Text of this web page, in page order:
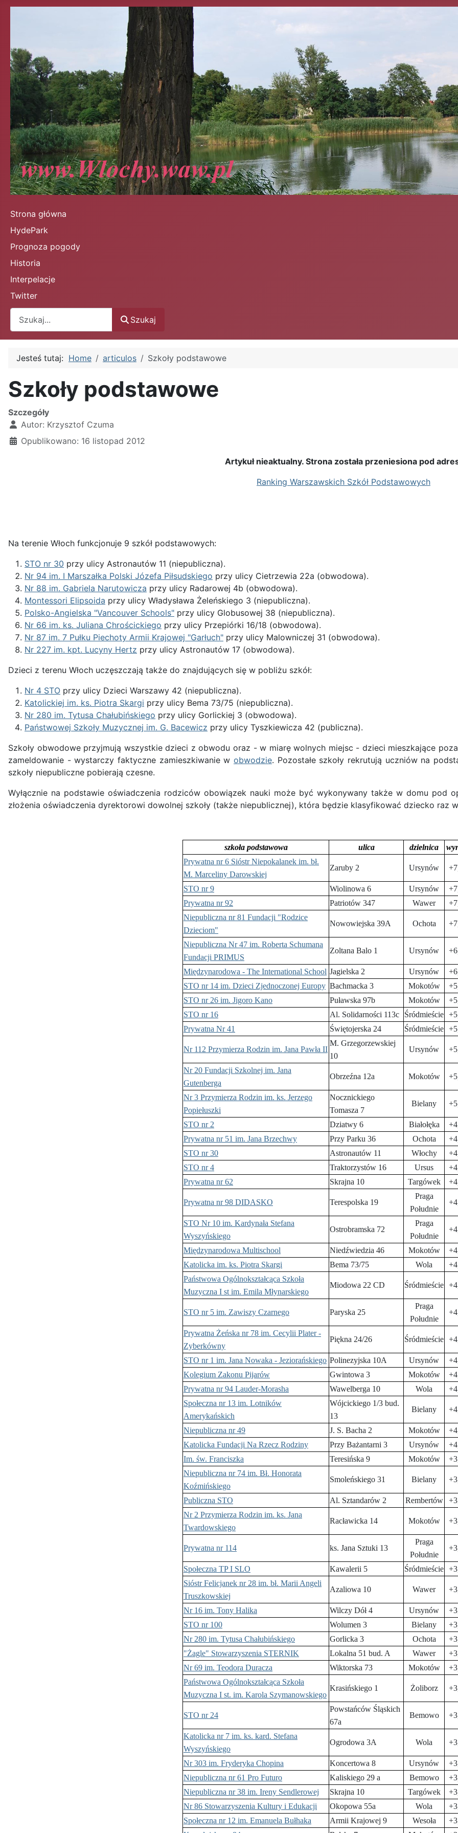
Strona główna
HydePark
Prognoza pogody
Historia
Interpelacje
Twitter
Szukaj
Jesteś tutaj: Home articulos Szkoły podstawowe
Szkoły podstawowe
Szczegóły
Autor: Krzysztof Czuma
Opublikowano: 16 listopad 2012
Artykuł nieaktualny. Strona została przeniesiona pod
Ranking Warszawskich Szkół Podstawowych
Na terenie Włoch funkcjonuje 9 szkół podstawowych:
STO nr 30 przy ulicy Astronautów 11 (niepubliczna).
Nr 94 im. I Marszałka Polski Józefa Piłsudskiego przy ulicy Cietrzewia 22a (obwodowa).
Nr 88 im. Gabriela Narutowicza przy ulicy Radarowej 4b (obwodowa).
Montessori Elipsoida przy ulicy Władysława Żeleńskiego 3 (niepubliczna).
Polsko-Angielska "Vancouver Schools" przy ulicy Globusowej 38 (niepubliczna).
Nr 66 im. ks. Juliana Chrościckiego przy ulicy Przepiórki 16/18 (obwodowa).
Nr 87 im. 7 Pułku Piechoty Armii Krajowej "Garłuch" przy ulicy Malowniczej 31 (obwodowa).
Nr 227 im. kpt. Lucyny Hertz przy ulicy Astronautów 17 (obwodowa).
Dzieci z terenu Włoch uczęszczają także do znajdujących się w pobliżu szkół:
Nr 4 STO przy ulicy Dzieci Warszawy 42 (niepubliczna).
Katolickiej im. ks. Piotra Skargi przy ulicy Bema 73/75 (niepubliczna).
Nr 280 im. Tytusa Chałubińskiego przy ulicy Gorlickiej 3 (obwodowa).
Państwowej Szkoły Muzycznej im. G. Bacewicz przy ulicy Tyszkiewicza 42 (publiczna).
Szkoły obwodowe przyjmują wszystkie dzieci z obwodu oraz - w miarę wolnych miejsc - dzieci mieszkające
zameldowanie - wystarczy faktyczne zamieszkiwanie w obwodzie. Pozostałe szkoły rekrutują uczniów na
szkoły niepubliczne pobierają czesne.
Wyłącznie na podstawie oświadczenia rodziców obowiązek nauki może być wykonywany także w domu pod
złożenia oświadczenia dyrektorowi dowolnej szkoły (także niepublicznej), która będzie klasyfikować dziecko raz
szkoła podstawowa ulica dzielnica
Prywatna nr 6 Sióstr Niepokalanek im. bł.
M. Marceliny Darowskiej
Zaruby 2 Ursynów
STO nr 9 Wiolinowa 6 Ursynów
Prywatna nr 92
Patriotów 347 Wawer
Niepubliczna nr 81 Fundacji "Rodzice
Dzieciom"
Nowowiejska 39A Ochota
Niepubliczna Nr 47 im. Roberta Schumana
Fundacji PRIMUS
Zoltana Balo 1 Ursynów
Międzynarodowa - The International School Jagielska 2 Ursynów
STO nr 14 im. Dzieci Zjednoczonej Europy Bachmacka 3 Mokotów
STO nr 26 im. Jigoro Kano
Puławska 97b Mokotów
STO nr 16
Al. Solidarności 113c Śródmieście
Prywatna Nr 41
Świętojerska 24 Śródmieście
Nr 112 Przymierza Rodzin im. Jana Pawła II
M. Grzegorzewskiej
10
Ursynów
Nr 20 Fundacji Szkolnej im. Jana
Gutenberga
Obrzeźna 12a Mokotów
Nr 3 Przymierza Rodzin im. ks. Jerzego
Popiełuszki
Nocznickiego
Tomasza 7
Bielany
STO nr 2 Dziatwy 6 Białołęka
Prywatna nr 51 im. Jana Brzechwy
Przy Parku 36 Ochota
STO nr 30
Astronautów 11 Włochy
STO nr 4
Traktorzystów 16 Ursus
Prywatna nr 62
Skrajna 10 Targówek
Prywatna nr 98 DIDASKO Terespolska 19
Praga
Południe
STO Nr 10 im. Kardynała Stefana
Wyszyńskiego
Ostrobramska 72
Praga
Południe
Międzynarodowa Multischool Niedźwiedzia 46 Mokotów
Katolicka im. ks. Piotra Skargi
Bema 73/75 Wola
Państwowa Ogólnokształcąca Szkoła
Muzyczna I st im. Emila Młynarskiego
Miodowa 22 CD Śródmieście
STO nr 5 im. Zawiszy Czarnego Paryska 25
Praga
Południe
Prywatna Żeńska nr 78 im. Cecylii Plater -
Zyberkówny
Piękna 24/26 Śródmieście
STO nr 1 im. Jana Nowaka - Jeziorańskiego Polinezyjska 10A Ursynów
Kolegium Zakonu Pijarów
Gwintowa 3 Mokotów
Prywatna nr 94 Lauder-Morasha
Wawelberga 10 Wola
Społeczna nr 13 im. Lotników
Amerykańskich
Wójcickiego 1/3 bud.
13
Bielany
Niepubliczna nr 49 J. S. Bacha 2 Mokotów
Katolicka Fundacji Na Rzecz Rodziny
Przy Bażantarni 3 Ursynów
Im. św. Franciszka
Teresińska 9 Mokotów
Niepubliczna nr 74 im. Bł. Honorata
Koźmińskiego
Smoleńskiego 31 Bielany
Publiczna STO Al. Sztandarów 2 Rembertów
Nr 2 Przymierza Rodzin im. ks. Jana
Twardowskiego
Racławicka 14 Mokotów
Prywatna nr 114 ks. Jana Sztuki 13
Praga
Południe
Społeczna TP I SLO Kawalerii 5 Śródmieście
Sióstr Felicjanek nr 28 im. bł. Marii Angeli
Truszkowskiej
Azaliowa 10 Wawer
Nr 16 im. Tony Halika Wilczy Dół 4 Ursynów
STO nr 100
Wolumen 3 Bielany
Nr 280 im. Tytusa Chałubińskiego
Gorlicka 3 Ochota
"Żagle" Stowarzyszenia STERNIK
Lokalna 51 bud. A Wawer
Nr 69 im. Teodora Duracza
Wiktorska 73 Mokotów
Państwowa Ogólnokształcąca Szkoła
Muzyczna I st. im. Karola Szymanowskiego
Krasińskiego 1 Żoliborz
STO nr 24
Powstańców Śląskich
67a
Bemowo
Katolicka nr 7 im. ks. kard. Stefana
Wyszyńskiego
Ogrodowa 3A Wola
Nr 303 im. Fryderyka Chopina Koncertowa 8 Ursynów
Niepubliczna nr 61 Pro Futuro
Kaliskiego 29 a Bemowo
Niepubliczna nr 38 im. Ireny Sendlerowej
Skrajna 10 Targówek
Nr 86 Stowarzyszenia Kultury i Edukacji
Okopowa 55a Wola
Społeczna nr 12 im. Emanuela Bułhaka
Armii Krajowej 9 Wesoła